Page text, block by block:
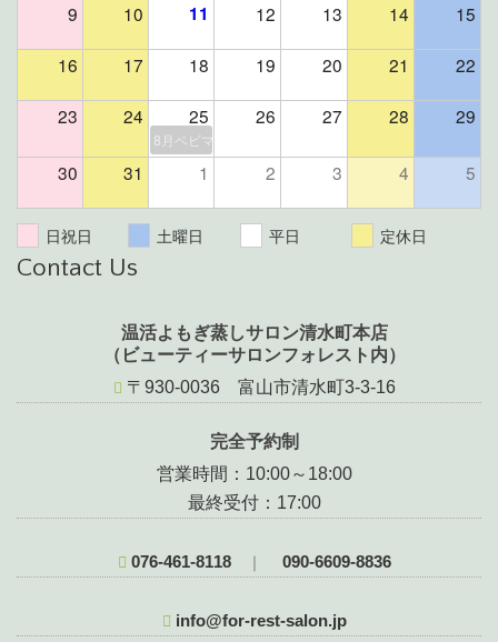
9 10 11 12 13 14 15
16 17 18 19 20 21 22
23 24 25 26 27 28 29
8月ベビマ＆よもぎ蒸しイベント（残席２組様）
30 31 1 2 3 4 5
日祝日 土曜日 平日 定休日
Contact Us
温活よもぎ蒸しサロン清水町本店
（ビューティーサロンフォレスト内）
〒930-0036 富山市清水町3-3-16
完全予約制
営業時間：10:00～18:00
最終受付：17:00
076-461-8118 ｜ 090-6609-8836
info@for-rest-salon.jp